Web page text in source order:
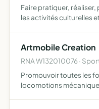
Faire pratiquer,
les activités culturelles
Artmobile Creation
RNA W132010076 ·
Promouvoir toutes les
locomotions